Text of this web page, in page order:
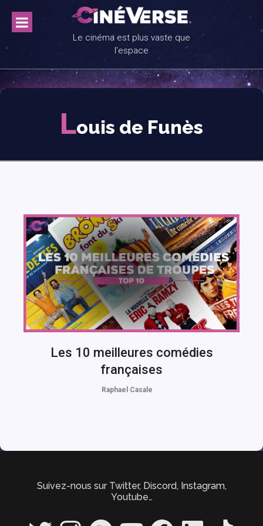
content
Le cinéma est plus vaste que
l'espace
Louis de Funès
Les 10 meilleures comédies
françaises
Raphael Casale
Suivez-nous sur Twitter, Discord, Instagram,
Youtube…
Twitter InstagramSpotify YouTube FacebookLinkedIn TikTok